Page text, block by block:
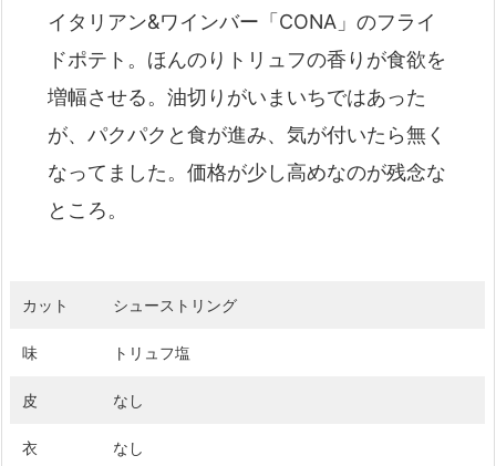
イタリアン&ワインバー「CONA」のフライ
ドポテト。ほんのりトリュフの香りが食欲を
増幅させる。油切りがいまいちではあった
が、パクパクと食が進み、気が付いたら無く
なってました。価格が少し高めなのが残念な
ところ。
カット シューストリング
味 トリュフ塩
皮 なし
衣 なし